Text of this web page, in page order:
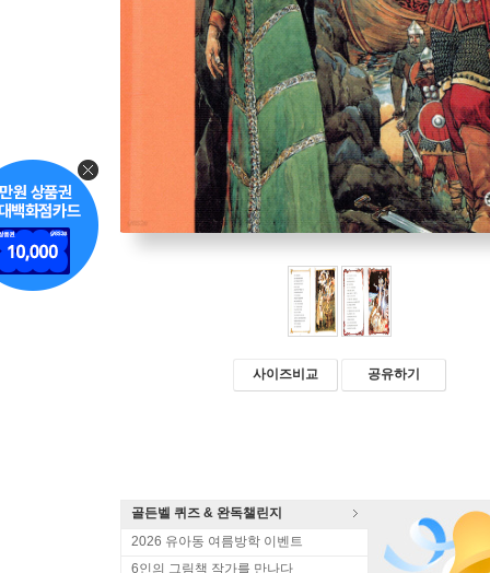
사이즈비교 공유하기
골든벨 퀴즈 & 완독챌린지
2026 유아동 여름방학 이벤트
6인의 그림책 작가를 만나다